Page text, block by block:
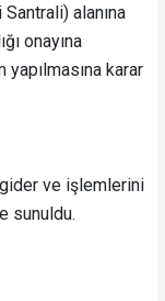
Santrali) alanına
onayına
karar
ve işlemlerini
sunuldu.